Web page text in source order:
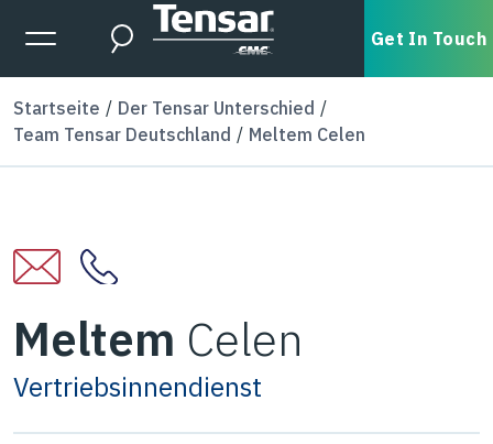
Skip to main content
Expanded Menu Toggle
Search Get In Touch
Startseite
Der Tensar Unterschied
Team Tensar Deutschland
Meltem Celen
Meltem Celen
Vertriebsinnendienst